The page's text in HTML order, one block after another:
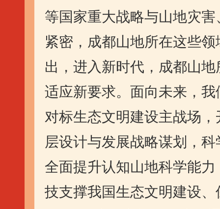
等国家重大战略与山地灾
紧密，成都山地所在这些
出，进入新时代，成都山
适应新要求。面向未来，
对标生态文明建设主战场
层设计与发展战略谋划，
全面提升认知山地科学能
技支撑我国生态文明建设